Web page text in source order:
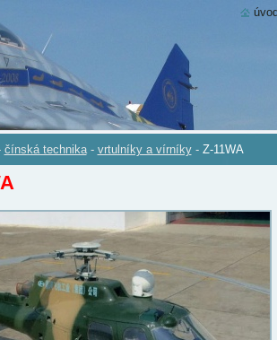
čínská technika - vrtulníky a vírníky - Z-11WA